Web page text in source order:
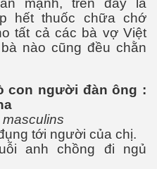
mạnh, trên đây là
hết thuốc chữa chớ
tất cả các bà vợ Việt
nào cũng đều chằn
con người đàn ông :
masculins
tới người của chị.
anh chồng đi ngủ